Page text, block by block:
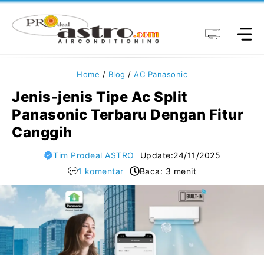
Home / Blog / AC Panasonic
Jenis-jenis Tipe Ac Split
Panasonic Terbaru Dengan Fitur
Canggih
Tim Prodeal ASTRO Update:24/11/2025
1 komentar
Baca: 3 menit